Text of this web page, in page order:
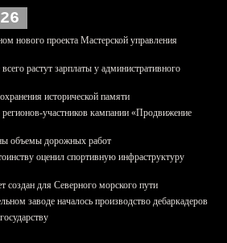
нового проекта Мастерской управления
растут зарплаты у административного
исторической памяти
участников кампании «Продвижение
объемы дорожных работ
оценил спортивную инфраструктуру
создан для Северного морского пути
заводе началось производство дебаркадеров